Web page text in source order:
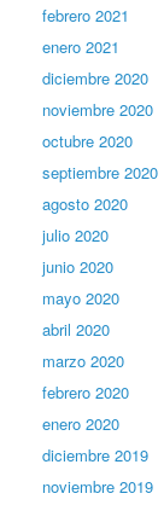
febrero 2021
enero 2021
diciembre 2020
noviembre 2020
octubre 2020
septiembre 2020
agosto 2020
julio 2020
junio 2020
mayo 2020
abril 2020
marzo 2020
febrero 2020
enero 2020
diciembre 2019
noviembre 2019